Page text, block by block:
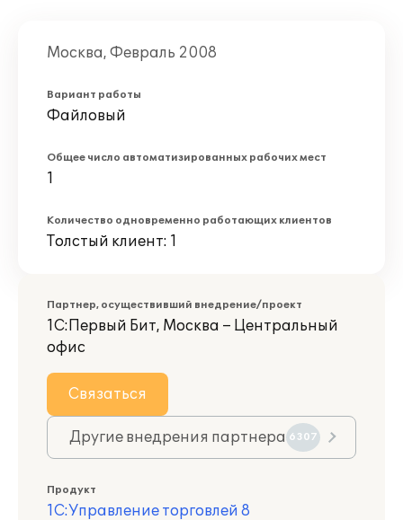
Москва, Февраль 2008
Вариант работы
Файловый
Общее число автоматизированных рабочих мест
1
Количество одновременно работающих клиентов
Толстый клиент: 1
Партнер, осуществивший внедрение/проект
1С:Первый Бит, Москва – Центральный
офис
Связаться
Другие внедрения партнера 6307
Продукт
1С:Управление торговлей 8